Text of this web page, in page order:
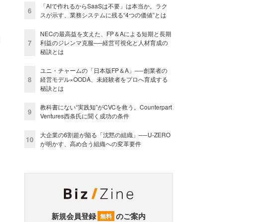
6
「AIで作れるからSaaSは不要」は本当か。ラク
スが示す、業務システムに残る“4つの価値”とは
7
NECの最高益を支えた、FP＆Aによる短期と長期
利益のジレンマ克服──経営可視化と人材育成の
秘訣とは
8
ユニ・チャームの「日本版FP＆A」──創業者の
経営モデル×OODA、未経験者をプロへ育成する
秘訣とは
9
教科書にない“実践知”がCVCを救う。Counterpart
Ventures西条氏に聞く成功の条件
10
大企業の6割超が陥る「沈黙の組織」──U-ZERO
が明かす、高め合う組織への変革要件
新規会員登録 無料 のご案内